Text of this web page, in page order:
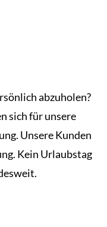
abzuholen?
sich für unsere
Unsere Kunden
Kein Urlaubstag